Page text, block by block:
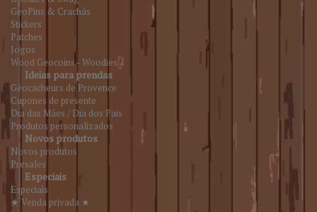
GeoPins & Crachás
Stickers
Patches
Jogos
Wood Geocoins - Woodies
Ideias para prendas
Géocacheurs de Provence
Cupones de presente
Dia das Mães / Dia dos Pais
Produtos personalizados
Novos produtos
Novos produtos
Presales
Especiais
Especiais
★ Venda privada ★